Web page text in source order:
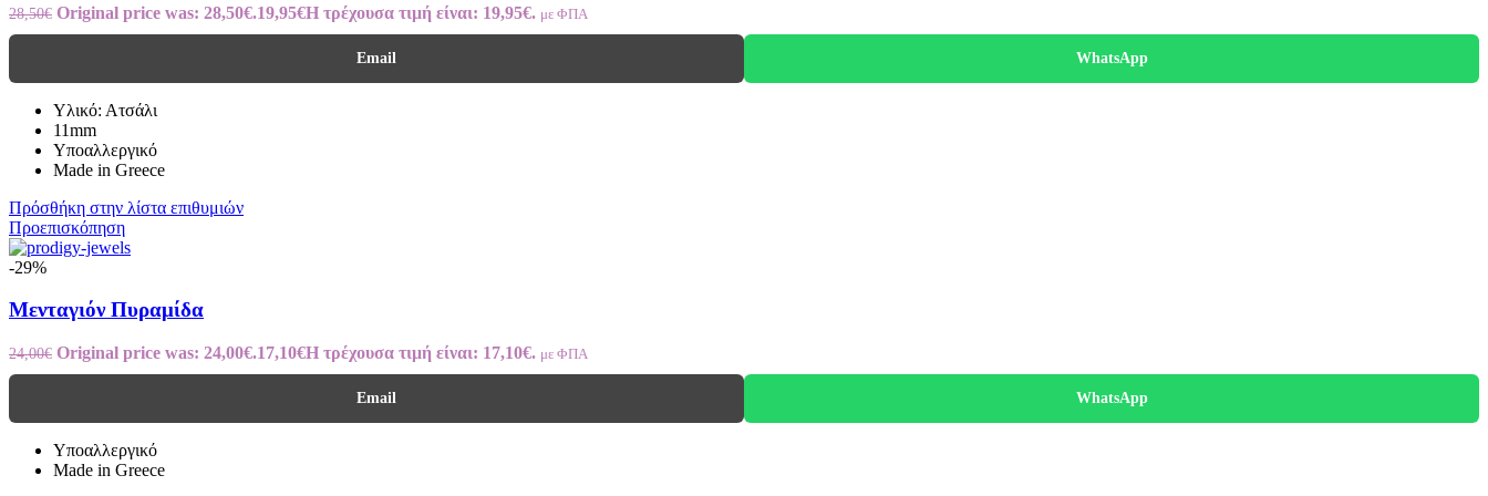
28,50€ Original price was: 28,50€.19,95€Η τρέχουσα τιμή είναι: 19,95€. με ΦΠΑ
Email WhatsApp
Yλικό: Ατσάλι
11mm
Υποαλλεργικό
Made in Greece
Πρόσθήκη στην λίστα επιθυμιών
Προεπισκόπηση
-29%
Μενταγιόν Πυραμίδα
24,00€ Original price was: 24,00€.17,10€Η τρέχουσα τιμή είναι: 17,10€. με ΦΠΑ
Email WhatsApp
Υποαλλεργικό
Made in Greece